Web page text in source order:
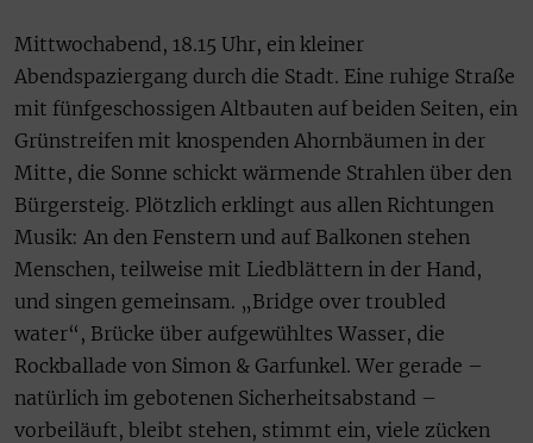
Mittwochabend, 18.15 Uhr, ein kleiner
Abendspaziergang durch die Stadt. Eine ruhige Straße
mit fünfgeschossigen Altbauten auf beiden Seiten, ein
Grünstreifen mit knospenden Ahornbäumen in der
Mitte, die Sonne schickt wärmende Strahlen über den
Bürgersteig. Plötzlich erklingt aus allen Richtungen
Musik: An den Fenstern und auf Balkonen stehen
Menschen, teilweise mit Liedblättern in der Hand,
und singen gemeinsam. „Bridge over troubled
water“, Brücke über aufgewühltes Wasser, die
Rockballade von Simon & Garfunkel. Wer gerade –
natürlich im gebotenen Sicherheitsabstand –
vorbeiläuft, bleibt stehen, stimmt ein, viele zücken